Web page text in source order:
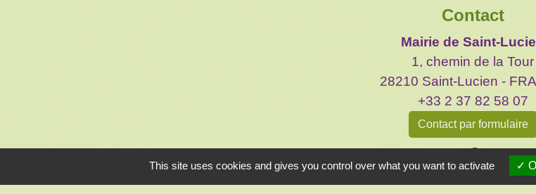
Contact
Mairie de Saint-
1, chemin de la Tour
28210 Saint-Lucien -
+33 2 37 82 58 07
Contact par formulaire
This site uses cookies and gives you control over what you want to activate